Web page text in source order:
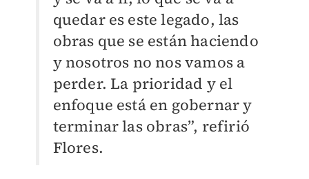
quedar es este legado, las
obras que se están haciendo
y nosotros no nos vamos a
perder. La prioridad y el
enfoque está en gobernar y
terminar las obras”, refirió
Flores.